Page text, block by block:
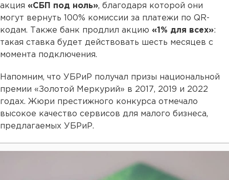
акция «СБП под ноль», благодаря которой они
могут вернуть 100% комиссии за платежи по QR-
кодам. Также банк продлил акцию «1% для всех»:
такая ставка будет действовать шесть месяцев с
момента подключения.
Напомним, что УБРиР получал призы национальной
премии «Золотой Меркурий» в 2017, 2019 и 2022
годах. Жюри престижного конкурса отмечало
высокое качество сервисов для малого бизнеса,
предлагаемых УБРиР.